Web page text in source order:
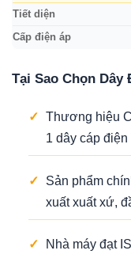
Tiết diện
Cấp điện áp
Tại Sao Chọn Dây
✓ Thương hiệu
1 dây cáp
✓
Sản phẩm
xuất xuất xứ,
✓
Nhà máy đạt